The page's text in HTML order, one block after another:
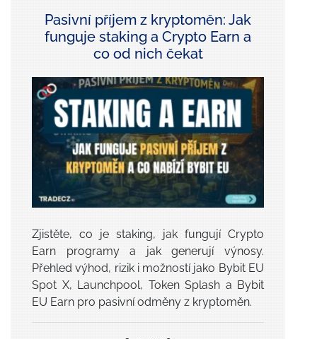
Pasivní příjem z kryptoměn: Jak
funguje staking a Crypto Earn a
co od nich čekat
Zjistěte, co je staking, jak fungují Crypto
Earn programy a jak generují výnosy.
Přehled výhod, rizik i možností jako Bybit EU
Spot X, Launchpool, Token Splash a Bybit
EU Earn pro pasivní odměny z kryptoměn.